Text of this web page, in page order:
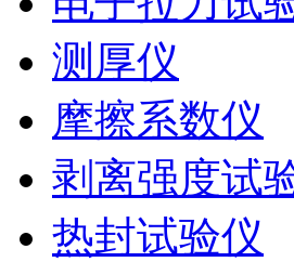
测厚仪
摩擦系数仪
剥离强度试
热封试验仪